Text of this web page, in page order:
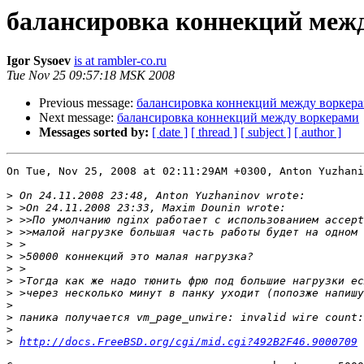
балансировка коннекций
Igor Sysoev is at rambler-co.ru
Tue Nov 25 09:57:18 MSK 2008
Previous message: балансировка коннекций между
Next message: балансировка коннекций между воркерами
Messages sorted by: [ date ] [ thread ] [ subject ] [ author ]
On Tue, Nov 25, 2008 at 02:11:29AM +0300, Anton
>
>
>
>
>
>
>
>
>
>
>
>
> http://docs.FreeBSD.org/cgi/mid.cgi?492B2F46.9000709